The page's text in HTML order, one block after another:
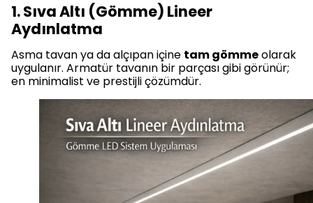
1. Sıva Altı (Gömme) Lineer
Aydınlatma
Asma tavan ya da alçıpan içine tam gömmeolarak
uygulanır. Armatür tavanın bir parçası gibi görünür;
en minimalist ve prestijli çözümdür.